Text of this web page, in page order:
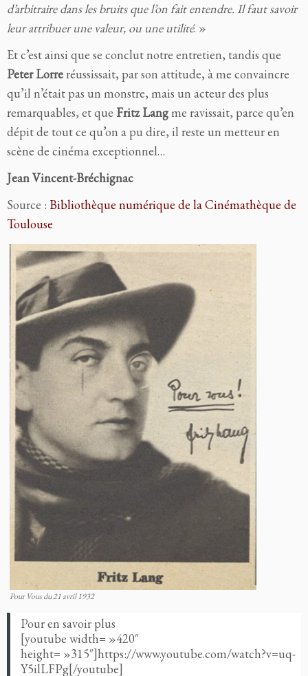
d’arbitraire dans les bruits que l’on fait entendre. Il faut savoir
leur attribuer une valeur, ou une utilité. »
Et c’est ainsi que se conclut notre entretien, tandis que
Peter Lorreréussissait, par son attitude, à me convaincre
qu’il n’était pas un monstre, mais un acteur des plus
remarquables, et que Fritz Langme ravissait, parce qu’en
dépit de tout ce qu’on a pu dire, il reste un metteur en
scène de cinéma exceptionnel…
Jean Vincent-Bréchignac
Source : Bibliothèque numérique de la Cinémathèque de
Toulouse
Pour Vous du 21 avril 1932
Pour en savoir plus
[youtube width= »420″
height= »315″]https://www.youtube.com/watch?v=uq-
Y5ilLFPg[/youtube]